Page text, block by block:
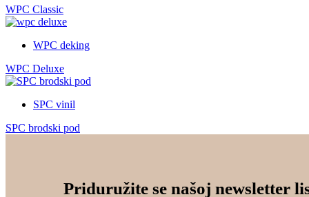
WPC Classic
WPC deking
WPC Deluxe
SPC vinil
SPC brodski pod
Priduružite se našoj newsletter